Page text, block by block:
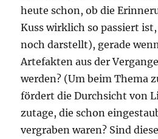
heute schon, ob die
Kuss wirklich so passiert
noch darstellt), gerade
Artefakten aus der
werden? (Um beim Thema
fördert die Durchsicht von
zutage, die schon
vergraben waren? Sind